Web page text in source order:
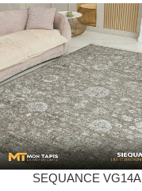
SEQUANCE VG14A